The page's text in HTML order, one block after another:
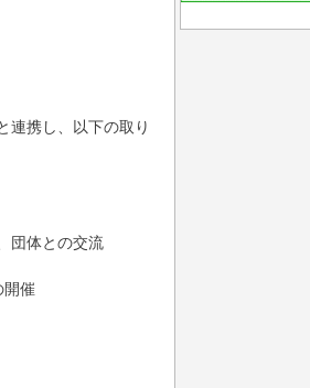
連携し、以下の取り
団体との交流
開催